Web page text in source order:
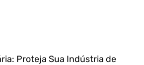
Proteja Sua Indústria de